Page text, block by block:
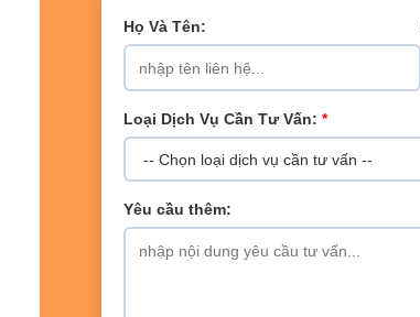
Họ Và Tên:
Loại Dịch Vụ Cần Tư Vấn: *
Yêu cầu thêm: